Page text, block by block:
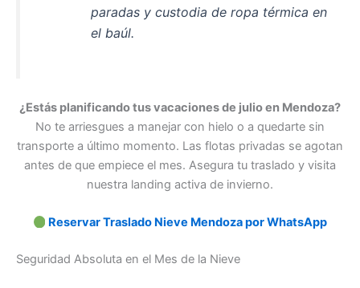
paradas y custodia de ropa térmica en
el baúl.
¿Estás planificando tus vacaciones de julio en Mendoza?
No te arriesgues a manejar con hielo o a quedarte sin
transporte a último momento. Las flotas privadas se agotan
antes de que empiece el mes. Asegura tu traslado y visita
nuestra landing activa de invierno.
Reservar Traslado Nieve Mendoza por WhatsApp
Seguridad Absoluta en el Mes de la Nieve